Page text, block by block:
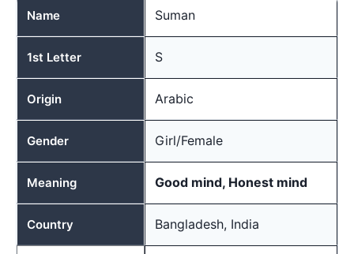
Name Suman
1st Letter S
Origin Arabic
Gender Girl/Female
Meaning Good mind, Honest mind
Country Bangladesh, India